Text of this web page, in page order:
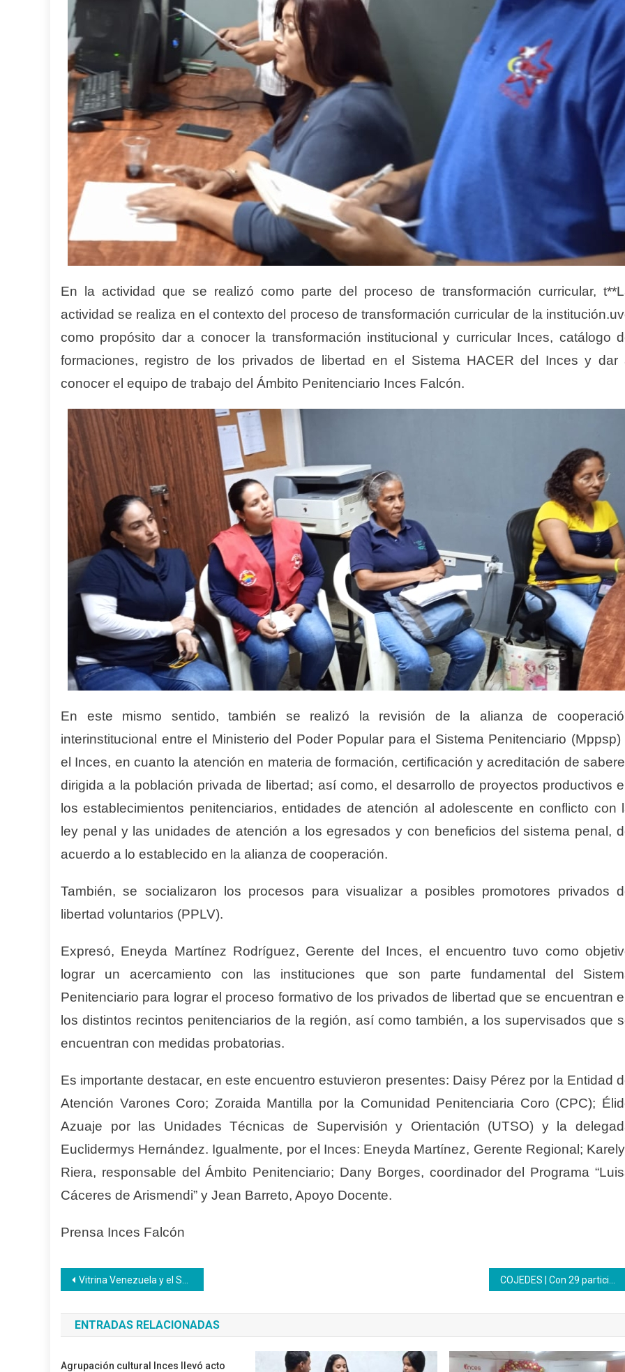
En la actividad que se realizó como parte del proceso de transformación curricular,
actividad se realiza en el contexto del proceso de transformación curricular de la
como propósito dar a conocer la transformación institucional y curricular Inces, catálogo
formaciones, registro de los privados de libertad en el Sistema HACER del Inces y dar
conocer el equipo de trabajo del Ámbito Penitenciario Inces Falcón.
En este mismo sentido, también se realizó la revisión de la alianza de
interinstitucional entre el Ministerio del Poder Popular para el Sistema Penitenciario (Mppsp)
el Inces, en cuanto la atención en materia de formación, certificación y acreditación de
dirigida a la población privada de libertad; así como, el desarrollo de proyectos productivos
los establecimientos penitenciarios, entidades de atención al adolescente en conflicto con
ley penal y las unidades de atención a los egresados y con beneficios del sistema penal,
acuerdo a lo establecido en la alianza de cooperación.
También, se socializaron los procesos para visualizar a posibles promotores privados
libertad voluntarios (PPLV).
Expresó, Eneyda Martínez Rodríguez, Gerente del Inces, el encuentro tuvo como
lograr un acercamiento con las instituciones que son parte fundamental del
Penitenciario para lograr el proceso formativo de los privados de libertad que se encuentran
los distintos recintos penitenciarios de la región, así como también, a los supervisados que
encuentran con medidas probatorias.
Es importante destacar, en este encuentro estuvieron presentes: Daisy Pérez por la Entidad
Atención Varones Coro; Zoraida Mantilla por la Comunidad Penitenciaria Coro (CPC);
Azuaje por las Unidades Técnicas de Supervisión y Orientación (UTSO) y la
Euclidermys Hernández. Igualmente, por el Inces: Eneyda Martínez, Gerente Regional;
Riera, responsable del Ámbito Penitenciario; Dany Borges, coordinador del Programa
Cáceres de Arismendi” y Jean Barreto, Apoyo Docente.
Prensa Inces Falcón
Navegación
de
entradas
Vitrina Venezuela y el Sapi aportan herramientas a los emprendedores Inces
ENTRADAS RELACIONADAS
Agrupación cultural Inces llevó acto